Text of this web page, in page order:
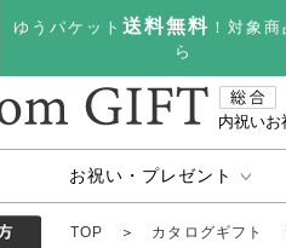
ゆうパケット 送料無料 ！対象
ら
内祝いお
お祝い・プレゼント
TOP ＞ カタログギフト